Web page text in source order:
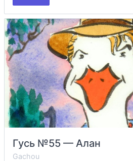
Гусь №55 — Алан
Gachou